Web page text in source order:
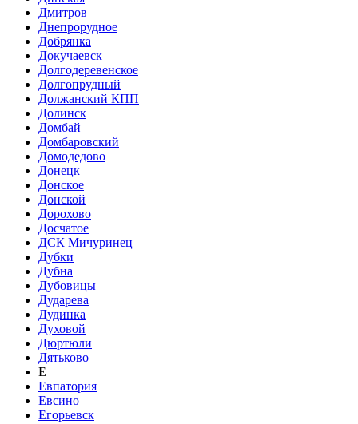
Дмитров
Днепрорудное
Добрянка
Докучаевск
Долгодеревенское
Долгопрудный
Должанский КПП
Долинск
Домбай
Домбаровский
Домодедово
Донецк
Донское
Донской
Дорохово
Досчатое
ДСК Мичуринец
Дубки
Дубна
Дубовицы
Дударева
Дудинка
Духовой
Дюртюли
Дятьково
Е
Евпатория
Евсино
Егорьевск